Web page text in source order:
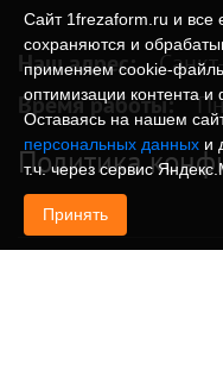
Наш адрес:
Время работы:
Политика
Сайт 1frezaform.ru и все
сохраняются и
применяем
оптимизации контента
Оставаясь на нашем
персональных данных и
т.ч. через сервис
Принять